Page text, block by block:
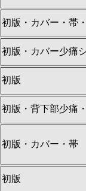
初版・カバー・帯
初版・カバー少痛
初版
初版・背下部少痛
初版・カバー・帯
初版